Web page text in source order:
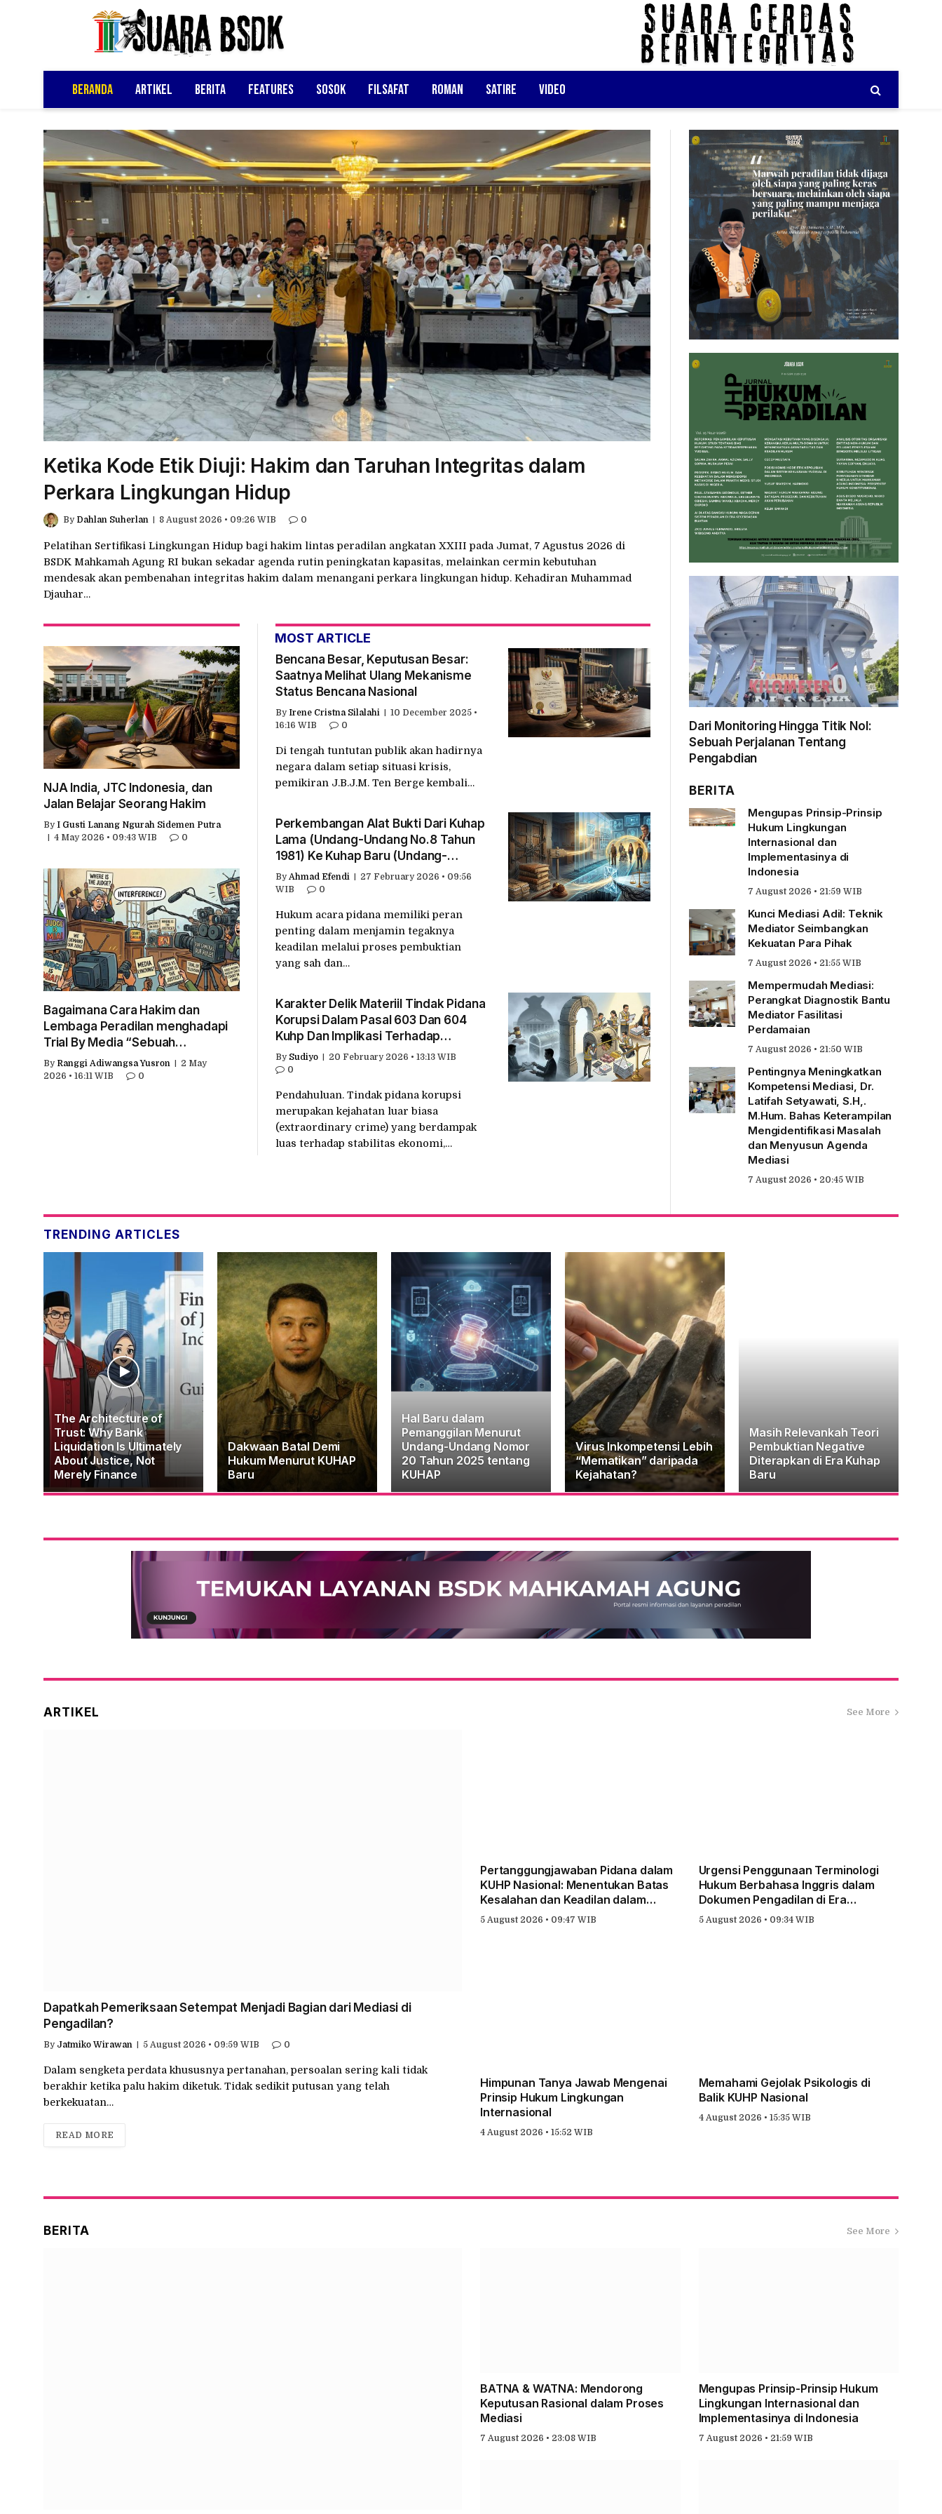
Beranda Artikel Berita Features Sosok Filsafat Roman Satire Video
Ketika Kode Etik Diuji: Hakim dan Taruhan Integritas dalam
Perkara Lingkungan Hidup
By Dahlan Suherlan 8 August 2026 • 09:26 WIB 0
Pelatihan Sertifikasi Lingkungan Hidup bagi hakim lintas peradilan angkatan XXIII pada Jumat, 7 Agustus 2026 di
BSDK Mahkamah Agung RI bukan sekadar agenda rutin peningkatan kapasitas, melainkan cermin kebutuhan
mendesak akan pembenahan integritas hakim dalam menangani perkara lingkungan hidup. Kehadiran Muhammad
Djauhar…
BATNA & WATNA:
Proses Mediasi
Yudhistira Ary Prabowo 7 August 2026 • 23:08 WIB
Salah satu bagian terpenting dalam proses mediasi
dalam menyelesaikan sengketa para pihak. Materi ini
Mediator Mediator, dengan tema pokok
NJA India, JTC Indonesia, dan
Jalan Belajar Seorang Hakim
By I Gusti Lanang Ngurah Sidemen Putra
4 May 2026 • 09:43 WIB
0
Bagaimana Cara Hakim dan
Lembaga Peradilan menghadapi
Trial By Media “Sebuah
Pembelajaran dari India”
By Ranggi Adiwangsa Yusron
2 May
2026 • 16:11 WIB
0
Bencana Besar, Keputusan Besar:
Saatnya Melihat Ulang Mekanisme
Status Bencana Nasional
By Irene Cristna Silalahi
10 December 2025 •
16:16 WIB
0
Di tengah tuntutan publik akan hadirnya
negara dalam setiap situasi krisis,
pemikiran J.B.J.M. Ten Berge kembali…
Perkembangan Alat Bukti Dari Kuhap
Lama (Undang-Undang No.8 Tahun
1981) Ke Kuhap Baru (Undang-
Undang No.20 Tahun 2025)
By Ahmad Efendi
27 February 2026 • 09:56
WIB
0
Hukum acara pidana memiliki peran
penting dalam menjamin tegaknya
keadilan melalui proses pembuktian
yang sah dan…
Karakter Delik Materiil Tindak Pidana
Korupsi Dalam Pasal 603 Dan 604
Kuhp Dan Implikasi Terhadap
Pembuktian Kerugian Keuaangaan
Negara
By Sudiyo
20 February 2026 • 13:13 WIB
0
Pendahuluan. Tindak pidana korupsi
merupakan kejahatan luar biasa
(extraordinary crime) yang berdampak
luas terhadap stabilitas ekonomi,…
MOST ARTICLE
Dari Monitoring Hingga Titik Nol:
Sebuah Perjalanan Tentang
Pengabdian
BERITA
Mengupas Prinsip-Prinsip
Hukum Lingkungan
Internasional dan
Implementasinya di
Indonesia
7 August 2026 • 21:59 WIB
Kunci Mediasi Adil: Teknik
Mediator Seimbangkan
Kekuatan Para Pihak
7 August 2026 • 21:55 WIB
Mempermudah Mediasi:
Perangkat Diagnostik Bantu
Mediator Fasilitasi
Perdamaian
7 August 2026 • 21:50 WIB
Pentingnya Meningkatkan
Kompetensi Mediasi, Dr.
Latifah Setyawati, S.H,.
M.Hum. Bahas Keterampilan
Mengidentifikasi Masalah
dan Menyusun Agenda
Mediasi
7 August 2026 • 20:45 WIB
TRENDING ARTICLES
The Architecture of
Trust: Why Bank
Liquidation Is Ultimately
About Justice, Not
Merely Finance
Dakwaan Batal Demi
Hukum Menurut KUHAP
Baru
Hal Baru dalam
Pemanggilan Menurut
Undang-Undang Nomor
20 Tahun 2025 tentang
KUHAP
Virus Inkompetensi Lebih
“Mematikan” daripada
Kejahatan?
Masih Relevankah Teori
Pembuktian Negative
Diterapkan di Era Kuhap
Baru
ARTIKEL See More
Dapatkah Pemeriksaan Setempat Menjadi Bagian dari Mediasi di
Pengadilan?
By Jatmiko Wirawan 5 August 2026 • 09:59 WIB 0
Dalam sengketa perdata khususnya pertanahan, persoalan sering kali tidak
berakhir ketika palu hakim diketuk. Tidak sedikit putusan yang telah
berkekuatan…
READ MORE
Pertanggungjawaban Pidana dalam
KUHP Nasional: Menentukan Batas
Kesalahan dan Keadilan dalam
Pemidanaan
5 August 2026 • 09:47 WIB
Urgensi Penggunaan Terminologi
Hukum Berbahasa Inggris dalam
Dokumen Pengadilan di Era
Globalisasi
5 August 2026 • 09:34 WIB
Himpunan Tanya Jawab Mengenai
Prinsip Hukum Lingkungan
Internasional
4 August 2026 • 15:52 WIB
Memahami Gejolak Psikologis di
Balik KUHP Nasional
4 August 2026 • 15:35 WIB
BERITA See More
BATNA & WATNA: Mendorong
Keputusan Rasional dalam Proses
Mediasi
7 August 2026 • 23:08 WIB
Mengupas Prinsip-Prinsip Hukum
Lingkungan Internasional dan
Implementasinya di Indonesia
7 August 2026 • 21:59 WIB